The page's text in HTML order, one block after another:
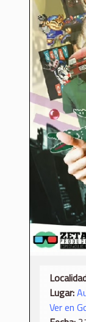
Lugar:
Ver en